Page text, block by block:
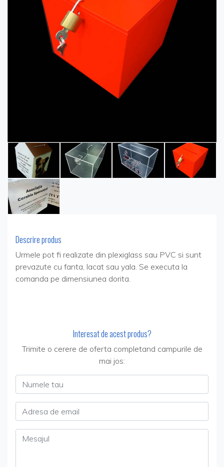
Descrire produs
Urmele pot fi realizate din plexiglass sau PVC si sunt
prevazute cu fanta, lacat sau yala. Se executa la
comanda pe dimensiunea dorita.
Interesat de acest produs?
Trimite o cerere de oferta completand campurile de
mai jos: